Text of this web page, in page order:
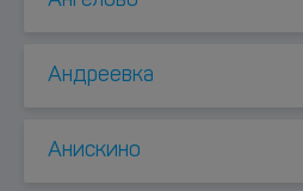
Андреевка
Анискино